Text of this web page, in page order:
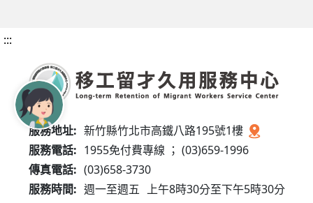
:::
服務地址: 新竹縣竹北市高鐵八路195號1樓
服務電話: 1955免付費專線 ； (03)659-1996
傳真電話: (03)658-3730
服務時間: 週一至週五 上午8時30分至下午5時30分